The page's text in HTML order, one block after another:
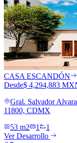
CASA ESCANDÓN
Desde$ 4,294,883
Gral. Salvador
11800, CDMX
53 m2
1
1
Ver Desarrollo